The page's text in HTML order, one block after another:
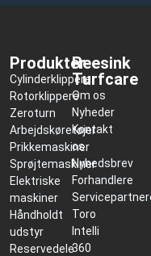
Produkter
Cylinderklippere
Rotorklippere
Zeroturn
Arbejdskøretøjer
Prikkemaskiner
Sprøjtemaskiner
Elektriske
maskiner
Håndholdt
udstyr
Reservedele
Reesink
Turfcare
Om os
Nyheder
Kontakt
os
Nyhedsbrev
Forhandlere
Toro
Intelli
360